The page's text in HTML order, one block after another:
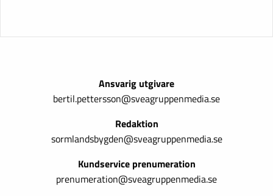
Ansvarig utgivare
bertil.pettersson@sveagruppenmedia.se
Redaktion
sormlandsbygden@sveagruppenmedia.se
Kundservice prenumeration
prenumeration@sveagruppenmedia.se